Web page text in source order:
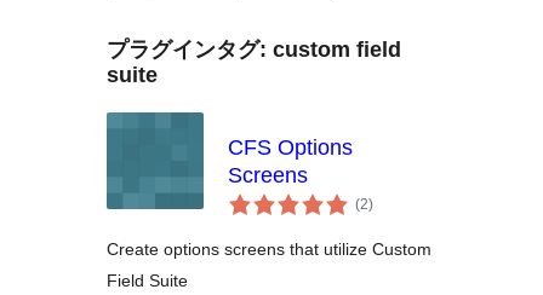
プラグインタグ: custom field
suite
CFS Options
Screens
(2個
の
価
)
Create options screens that utilize Custom
Field Suite